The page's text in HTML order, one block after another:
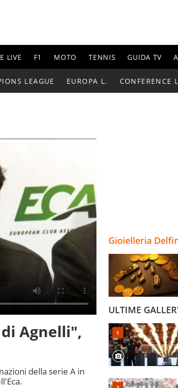
LIVE F1 MOTO TENNIS GUIDA TV
LEAGUE EUROPA L. CONFERENCE
Agnelli",
della serie A in
Gioielleria
ULTIME